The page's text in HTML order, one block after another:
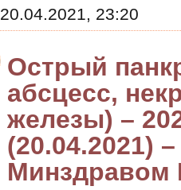
20.04.2021, 23:20
Острый
абсцесс,
железы) –
(20.04.2021)
Минздравом